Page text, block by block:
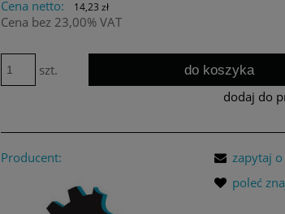
Cena netto:
14,23 zł
Cena bez 23,00% VAT
szt.
do koszyka
dodaj do
Producent:
zapytaj
poleć